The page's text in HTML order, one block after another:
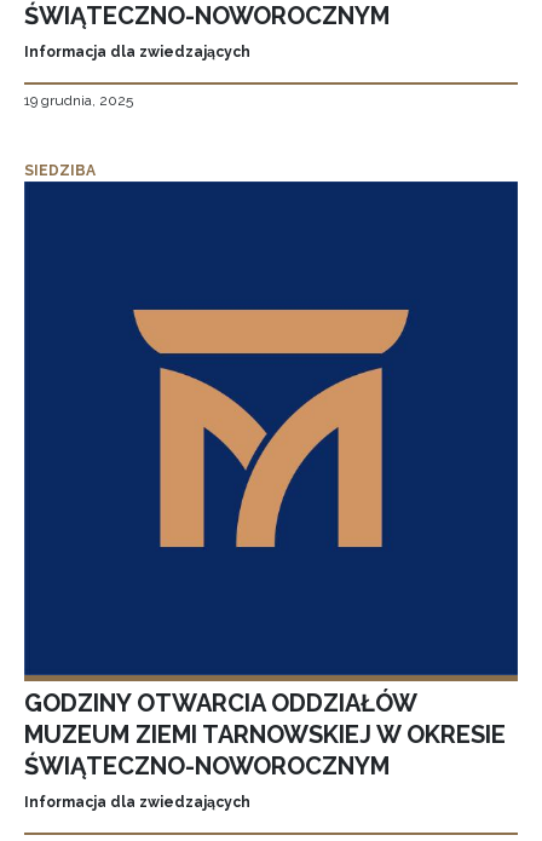
ŚWIĄTECZNO-NOWOROCZNYM
Informacja dla zwiedzających
19 grudnia, 2025
SIEDZIBA
GODZINY OTWARCIA ODDZIAŁÓW
MUZEUM ZIEMI TARNOWSKIEJ W OKRESIE
ŚWIĄTECZNO-NOWOROCZNYM
Informacja dla zwiedzających